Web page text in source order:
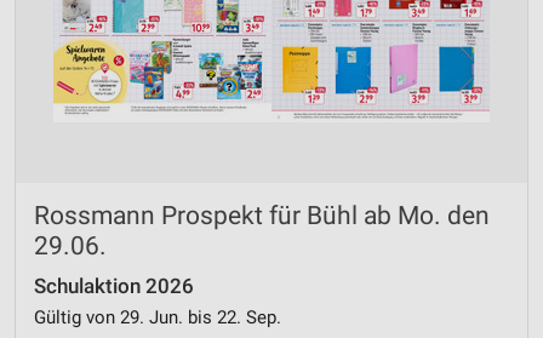
Rossmann Prospekt für Bühl ab Mo. den
29.06.
Schulaktion 2026
Gültig von 29. Jun. bis 22. Sep.